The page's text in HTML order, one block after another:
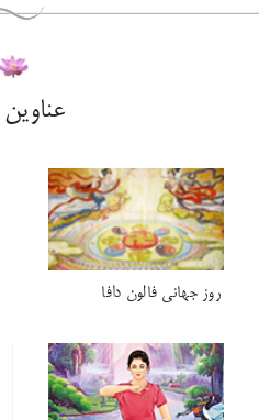
روز جهانی فالون دافا